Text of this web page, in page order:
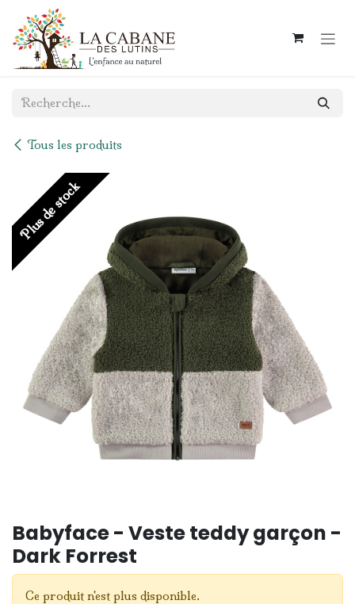
Se rendre au contenu
Tous les produits
Plus de stock
Babyface - Veste teddy garçon -
Dark Forrest
Ce produit n'est plus disponible.